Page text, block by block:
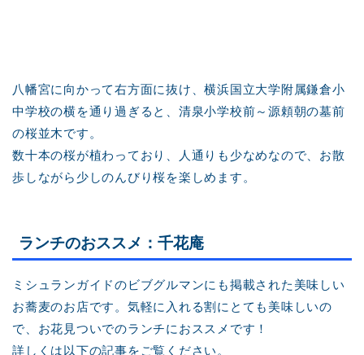
八幡宮に向かって右方面に抜け、横浜国立大学附属鎌倉小
中学校の横を通り過ぎると、清泉小学校前～源頼朝の墓前
の桜並木です。
数十本の桜が植わっており、人通りも少なめなので、お散
歩しながら少しのんびり桜を楽しめます。
ランチのおススメ：千花庵
ミシュランガイドのビブグルマンにも掲載された美味しい
お蕎麦のお店です。気軽に入れる割にとても美味しいの
で、お花見ついでのランチにおススメです！
詳しくは以下の記事をご覧ください。